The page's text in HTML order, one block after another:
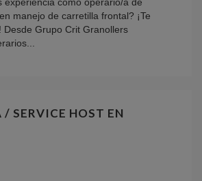
manejo de carretilla frontal? ¡Te
Desde Grupo Crit Granollers
SERVICE HOST EN